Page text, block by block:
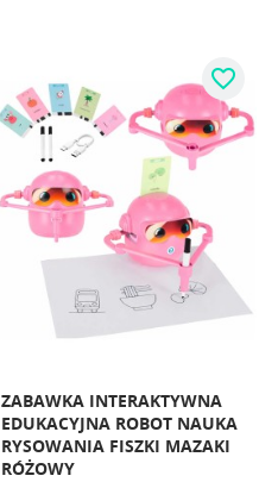
ZABAWKA INTERAKTYWNA
EDUKACYJNA ROBOT NAUKA
RYSOWANIA FISZKI MAZAKI
RÓŻOWY
favorite_border